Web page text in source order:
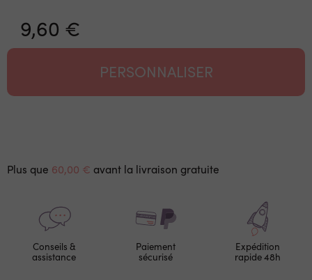
9,60 €
PERSONNALISER
Plus que 60,00 € avant la livraison gratuite
Conseils &
assistance
Paiement
sécurisé
Expédition
rapide 48h